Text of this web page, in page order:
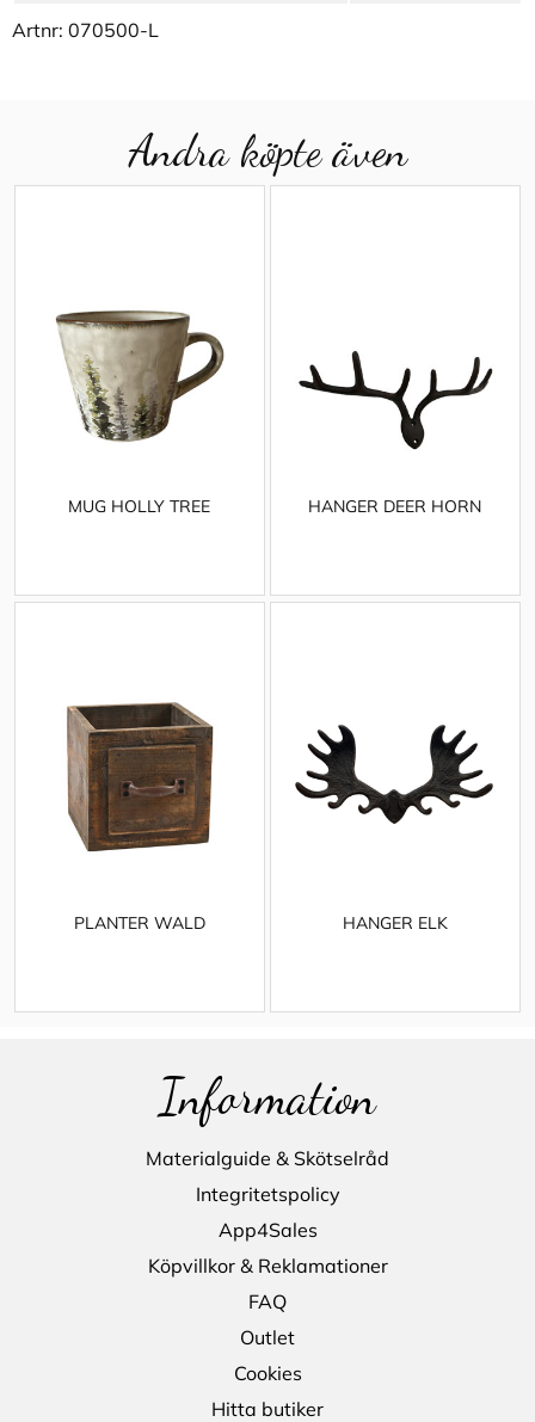
Artnr: 070500-L
Andra köpte även
MUG HOLLY TREE HANGER DEER HORN
PLANTER WALD HANGER ELK
Information
Materialguide & Skötselråd
Integritetspolicy
App4Sales
Köpvillkor & Reklamationer
FAQ
Outlet
Cookies
Hitta butiker